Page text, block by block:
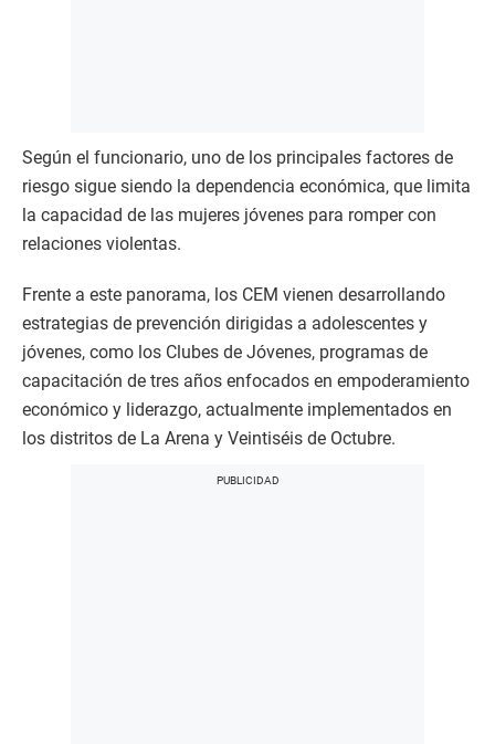
Según el funcionario, uno de los principales factores de
riesgo sigue siendo la dependencia económica, que limita
la capacidad de las mujeres jóvenes para romper con
relaciones violentas.
Frente a este panorama, los CEM vienen desarrollando
estrategias de prevención dirigidas a adolescentes y
jóvenes, como los Clubes de Jóvenes, programas de
capacitación de tres años enfocados en empoderamiento
económico y liderazgo, actualmente implementados en
los distritos de La Arena y Veintiséis de Octubre.